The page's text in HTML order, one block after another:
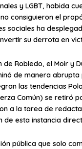
y LGBT, habida
consiguieron el
sociales ha
su derrota en
Robledo, el Moir y
de manera
las tendencias
Común) se retiró
a la tarea de
de esta instancia
pública que solo